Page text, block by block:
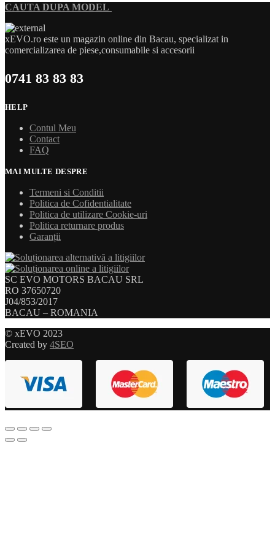
CAUTA DUPA MODEL
xEVO.ro este un magazin online din Bacau, specializat in
comercializarea de piese,consumabile si accesorii
0741 83 83 83
HELP
Contul Meu
Contact
FAQ
MAI MULTE DESPRE
Termeni si Conditii
Politica de Cofidentialitate
Politica de utilizare Cookie-uri
Politica returnare produs
Garanții
SC EVO MOTORS BACAU SRL
RO 37650720
J04/853/2017
BACAU – ROMANIA
© xEVO 2023
Created by 4SEO